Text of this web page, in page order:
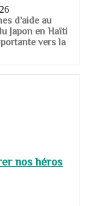
d’aide au
Japon en Haïti
vers la
nos héros